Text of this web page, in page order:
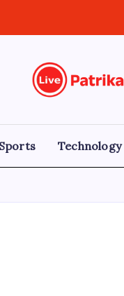
Live
Breaking
News,
Updates
Sports Technology